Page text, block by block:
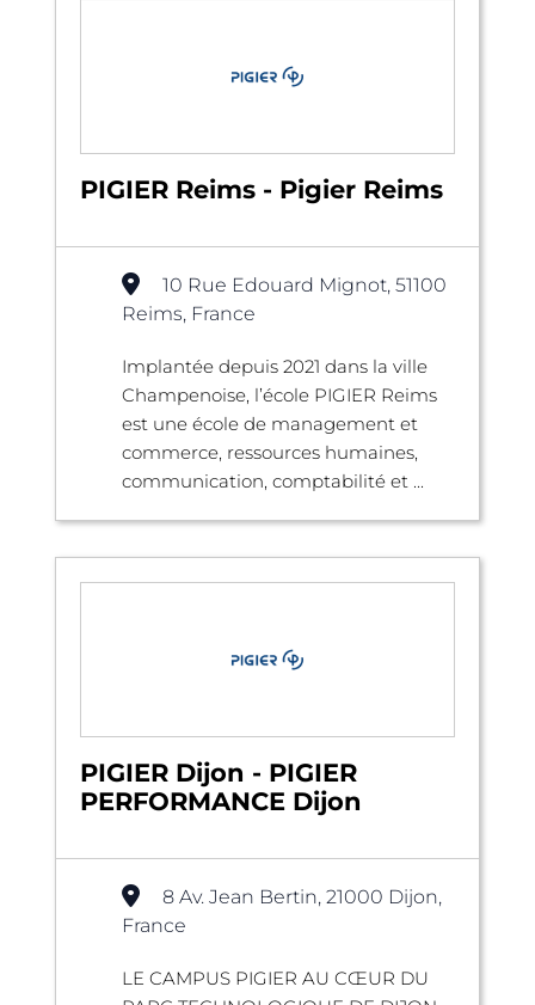
PIGIER Reims - Pigier Reims
10 Rue Edouard Mignot, 51100
Reims, France
Implantée depuis 2021 dans la ville
Champenoise, l’école PIGIER Reims
est une école de management et
commerce, ressources humaines,
communication, comptabilité et ...
PIGIER Dijon - PIGIER
PERFORMANCE Dijon
8 Av. Jean Bertin, 21000 Dijon,
France
LE CAMPUS PIGIER AU CŒUR DU